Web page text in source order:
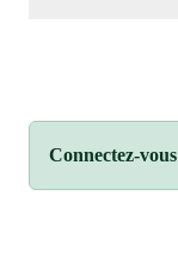
Connectez-vous